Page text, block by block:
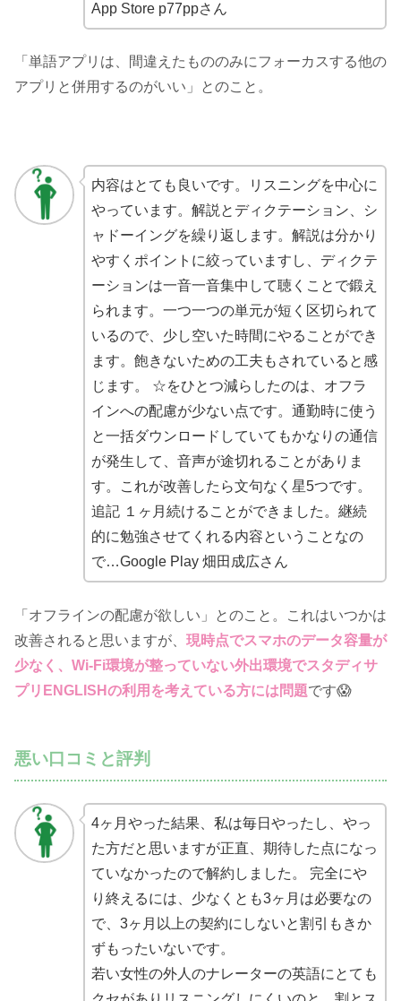
App Store p77ppさん
「単語アプリは、間違えたもののみにフォーカスする他の
アプリと併用するのがいい」とのこと。
内容はとても良いです。リスニングを中心に
やっています。解説とディクテーション、シ
ャドーイングを繰り返します。解説は分かり
やすくポイントに絞っていますし、ディクテ
ーションは一音一音集中して聴くことで鍛え
られます。一つ一つの単元が短く区切られて
いるので、少し空いた時間にやることができ
ます。飽きないための工夫もされていると感
じます。 ☆をひとつ減らしたのは、オフラ
インへの配慮が少ない点です。通勤時に使う
と一括ダウンロードしていてもかなりの通信
が発生して、音声が途切れることがありま
す。これが改善したら文句なく星5つです。
追記 １ヶ月続けることができました。継続
的に勉強させてくれる内容ということなの
で…Google Play 畑田成広さん
「オフラインの配慮が欲しい」とのこと。これはいつかは
改善されると思いますが、 現時点でスマホのデータ容量が
少なく、Wi-Fi環境が整っていない外出環境でスタディサ
プリENGLISHの利用を考えている方には問題です😱
悪い口コミと評判
4ヶ月やった結果、私は毎日やったし、やっ
た方だと思いますが正直、期待した点になっ
ていなかったので解約しました。 完全にや
り終えるには、少なくとも3ヶ月は必要なの
で、3ヶ月以上の契約にしないと割引もきか
ずもったいないです。
若い女性の外人のナレーターの英語にとても